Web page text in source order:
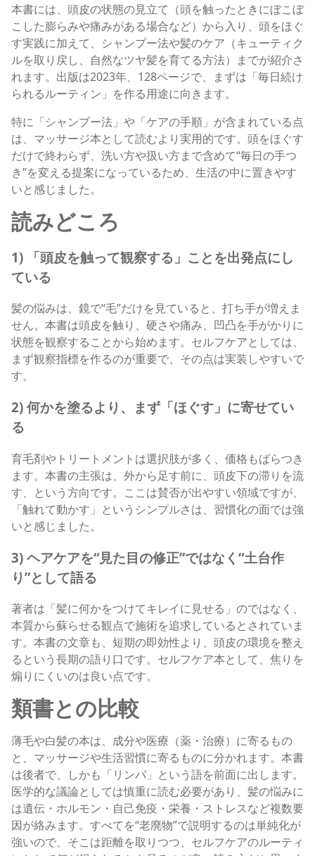
本書には、頭皮の状態の見立て（頭を触ったときにぼこぼ
こした膨らみや痛みがある場合など）から入り、頭をほぐ
す実践に加えて、シャンプー法や髪のケア（キューティク
ルを取り戻し、自然なツヤ髪を育てる方法）までが紹介さ
れます。出版は2023年、128ページで、まずは「毎日続け
られるルーティン」を作る用途に向きます。
特に「シャンプー法」や「ケアの手順」が含まれている点
は、マッサージ本として読むより実用的です。頭をほぐす
だけで終わらず、洗い方や扱い方まで含めて“毎日の手つ
き”を変える提案になっているため、生活の中に置きやす
いと感じました。
読みどころ
1) 「頭皮を触って観察する」ことを出発点にし
ている
髪の悩みは、鏡で“毛”だけを見ていると、打ち手が増えま
せん。本書は頭皮を触り、硬さや痛み、凹凸を手がかりに
状態を観察することから始めます。セルフケアとしては、
まず観察指標を作るのが重要で、その点は実装しやすいで
す。
2) 何かを塗るより、まず「ほぐす」に寄せてい
る
育毛剤やトリートメントは選択肢が多く、価格もばらつき
ます。本書の主張は、外から足す前に、頭皮下の滞りを流
す、という方向です。ここは賛否が出やすい領域ですが、
「触れて動かす」というシンプルさは、習慣化の面では強
いと感じました。
3) ヘアケアを“見た目の修正”ではなく“土台作
り”として語る
著者は「髪に何かをつけてキレイに見せる」のではなく、
本質から蘇らせる観点で施術を追求しているとされていま
す。本書の文章も、短期の即効性より、頭皮の環境を整え
るという長期の語り口です。セルフケア本として、焦りを
煽りにくいのは良い点です。
類書との比較
薄毛や白髪の本は、成分や医療（薬・治療）に寄るもの
と、マッサージや生活習慣に寄るものに分かれます。本書
は後者で、しかも「リンパ」という語を前面に出します。
医学的な議論としては慎重に読む必要があり、髪の悩みに
は遺伝・ホルモン・自己免疫・栄養・ストレスなど複数要
因が絡みます。すべてを“老廃物”で説明するのは単純化が
強いので、そこは距離を取りつつ、セルフケアのルーティ